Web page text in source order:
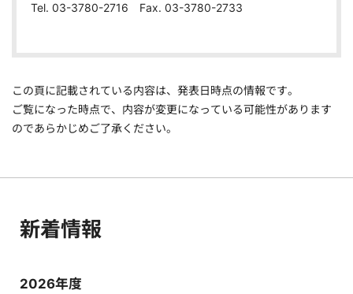
Tel. 03-3780-2716 Fax. 03-3780-2733
この頁に記載されている内容は、発表日時点の情報です。
ご覧になった時点で、内容が変更になっている可能性があります
のであらかじめご了承ください。
新着情報
2026年度